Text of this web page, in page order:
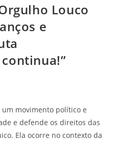
Louco
e
um movimento político e
e defende os direitos das
Ela ocorre no contexto da